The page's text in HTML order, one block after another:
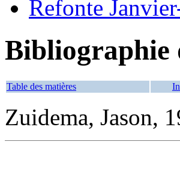
Refonte
Bibliographie
Table des matières
Zuidema, Jason,